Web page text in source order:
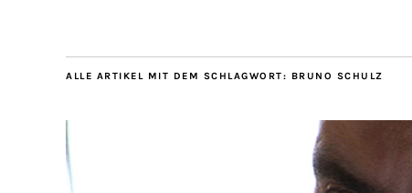
ALLE ARTIKEL MIT DEM SCHLAGWORT: BRUNO SCHULZ